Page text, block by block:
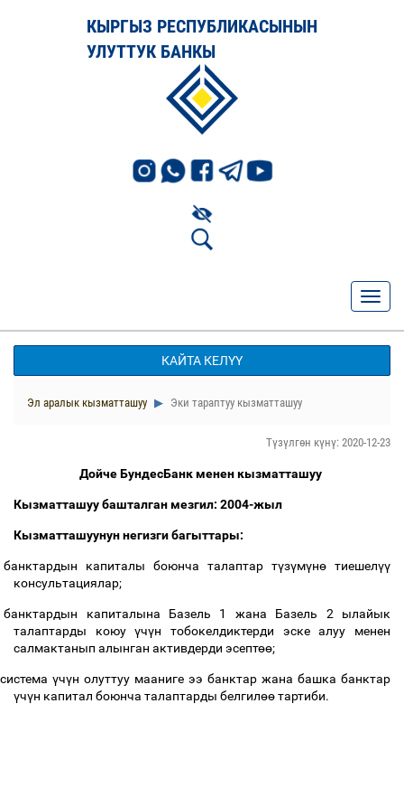
КЫРГЫЗ РЕСПУБЛИКАСЫНЫН
УЛУТТУК БАНКЫ
КАЙТА КЕЛҮҮ
Эл аралык кызматташуу Эки тараптуу кызматташуу
Түзүлгөн күнү: 2020-12-23
Дойче БундесБанк менен кызматташуу
Кызматташуу башталган мезгил: 2004-жыл
Кызматташуунун негизги багыттары:
банктардын капиталы боюнча талаптар түзүмүнө тиешелүү
консультациялар;
банктардын капиталына Базель 1 жана Базель 2 ылайык
талаптарды коюуүчүн тобокелдиктерди эске алуу менен
салмактанып алынган активдерди эсептөө;
система үчүн олуттуу мааниге ээ банктар жана башка банктар
үчүн капитал боюнча талаптарды белгилөөтартиби.